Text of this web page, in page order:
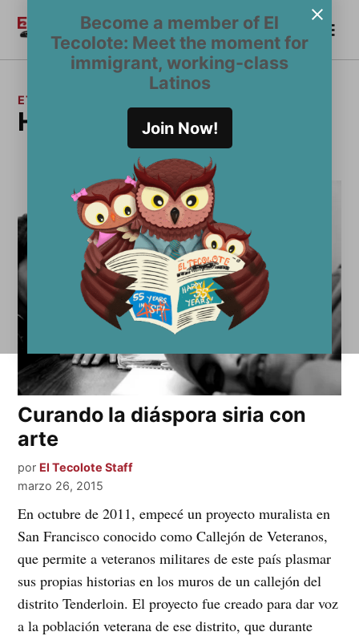
Become a member of El
Tecolote: Meet the moment for
immigrant, working-class
Latinos
Join Now!
contenido
El
Tecolote
Become a Member
ETIQUETA:
Curando la diáspora siria con
arte
por El Tecolote Staff
marzo 26, 2015
En octubre de 2011, empecé un proyecto muralista en
San Francisco conocido como Callejón de Veteranos,
que permite a veteranos militares de este país plasmar
sus propias historias en los muros de un callejón del
distrito Tenderloin. El proyecto fue creado para dar voz
a la población veterana de ese distrito, que durante